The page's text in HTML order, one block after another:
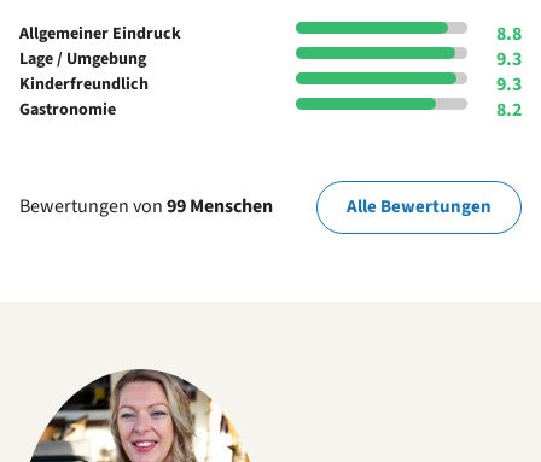
Allgemeiner Eindruck 8.8
Lage / Umgebung 9.3
Kinderfreundlich 9.3
Gastronomie 8.2
Bewertungen von99 Menschen Alle Bewertungen